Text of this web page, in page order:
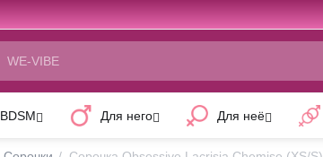
BDSM Для него Для неё